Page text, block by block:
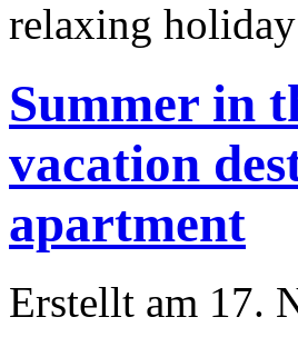
relaxing holiday
Summer in
vacation
apartment
Erstellt am 17.